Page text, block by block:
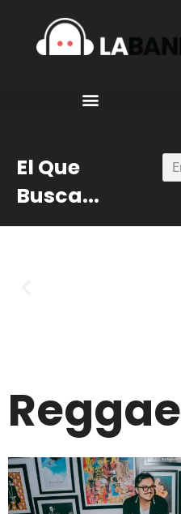
El Que
Busca...
Reggae